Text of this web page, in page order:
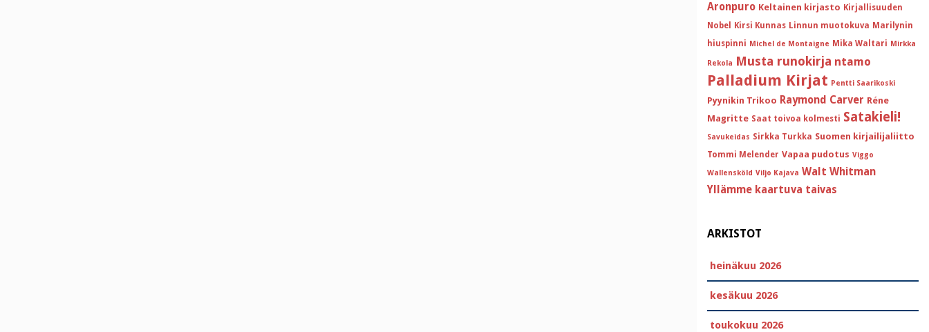
Aronpuro Keltainen kirjasto Kirjallisuuden
Nobel
Kirsi Kunnas Linnun muotokuva Marilynin
hiuspinni Michel de Montaigne Mika Waltari Mirkka
Rekola Musta runokirja ntamo
Palladium Kirjat Pentti Saarikoski
Pyynikin Trikoo Raymond Carver Réne
Magritte Saat toivoa kolmesti Satakieli!
Savukeidas Sirkka Turkka Suomen kirjailijaliitto
Tommi Melender Vapaa pudotus Viggo
Wallensköld Viljo Kajava Walt Whitman
Yllämme kaartuva taivas
ARKISTOT
heinäkuu 2026
kesäkuu 2026
toukokuu 2026